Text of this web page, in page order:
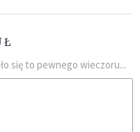
się to pewnego wieczoru...